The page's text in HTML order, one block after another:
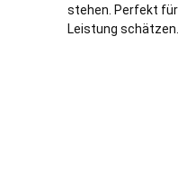
stehen. Perfekt
Leistung schätzen.